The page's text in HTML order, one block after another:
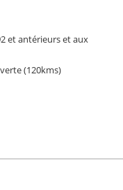
et antérieurs et aux
(120kms)